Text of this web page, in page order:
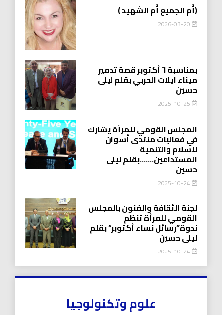
(أُم الجميع أُم الشهيد )
2026-03-20
بمناسبة ٦ أكتوبر قصة تدمير
ميناء ايلات الحربي بقلم ليلى
حسين
2025-10-25
المجلس القومي للمرأة يشارك
في فعاليات منتدى أسوان
للسلام والتنمية
المستدامين…….بقلم ليلى
حسين
2025-10-24
لجنة الثقافة والفنون بالمجلس
القومي للمرأة تنظم
ندوة”رسائل نساء أكتوبر” بقلم
ليلى حسين
2025-10-24
علوم وتكنولوجيا